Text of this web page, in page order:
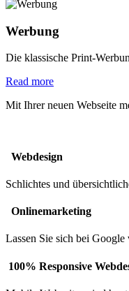
Werbung
Die klassische Print-
Read more
Mit Ihrer neuen Webseite
Webdesign
Schlichtes und
Onlinemarketing
Lassen Sie sich bei
100% Responsive